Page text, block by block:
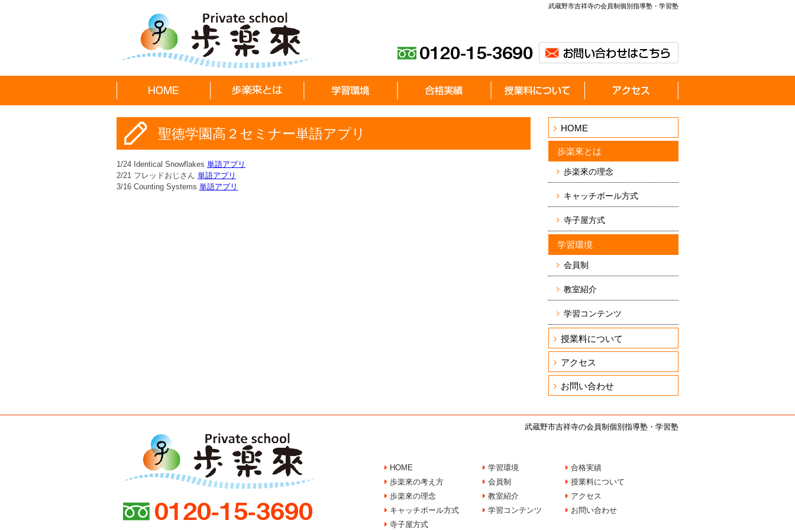
武蔵野市吉祥寺の会員制個別指導塾・学習塾
聖徳学園高２セミナー単語アプリ
1/24 Identical Snowflakes 単語アプリ
2/21 フレッドおじさん 単語アプリ
3/16 Counting Systems 単語アプリ
HOME
歩楽來とは
歩楽來の理念
キャッチボール方式
寺子屋方式
学習環境
会員制
教室紹介
学習コンテンツ
授業料について
アクセス
お問い合わせ
武蔵野市吉祥寺の会員制個別指導塾・学習塾
HOME
歩楽來の考え方
歩楽來の理念
キャッチボール方式
寺子屋方式
学習環境
会員制
教室紹介
学習コンテンツ
合格実績
授業料について
アクセス
お問い合わせ